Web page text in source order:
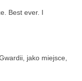
Best ever. I
jako miejsce,